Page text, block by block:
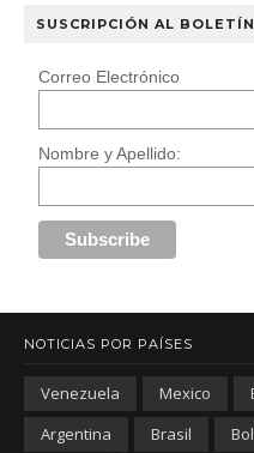
SUSCRIPCIÓN AL BOLETÍN
Correo Electrónico
Nombre y Apellido:
NOTICIAS POR PAÍSES
Venezuela Mexico
Argentina
Brasil